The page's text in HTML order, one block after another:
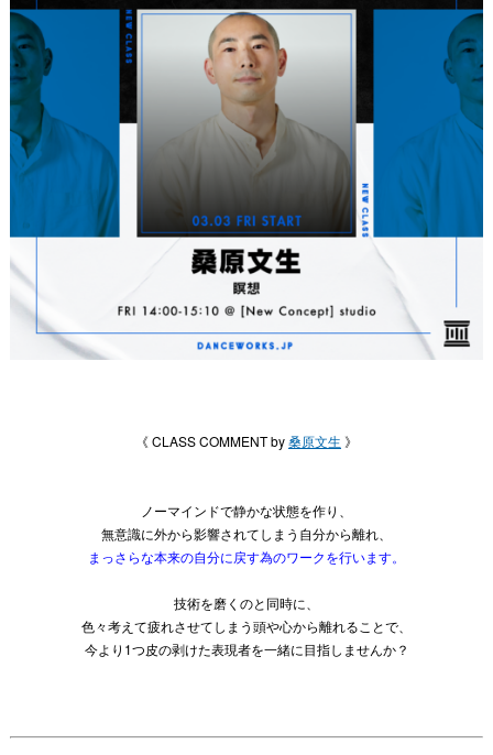
《 CLASS COMMENT by桑原文生 》
ノーマインドで静かな状態を作り、
無意識に外から影響されてしまう自分から離れ、
まっさらな本来の自分に戻す為のワークを行います。
技術を磨くのと同時に、
色々考えて疲れさせてしまう頭や心から離れることで、
今より1つ皮の剥けた表現者を一緒に目指しませんか？